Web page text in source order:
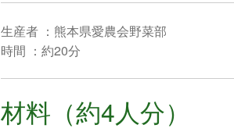
生産者 ：熊本県愛農会野菜部
時間 ：約20分
材料（約4人分）